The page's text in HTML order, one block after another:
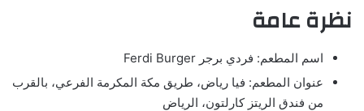
نظرة عامة
اسم المطعم: فردي برجر Ferdi Burger
عنوان المطعم: فيا رياض، طريق مكة المكرمة الفرعي، بالقرب
من فندق الريتز كارلتون، الرياض